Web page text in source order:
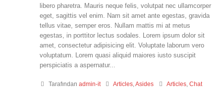
libero pharetra. Mauris neque felis, volutpat nec ullamcorper
eget, sagittis vel enim. Nam sit amet ante egestas, gravida
tellus vitae, semper eros. Nullam mattis mi at metus
egestas, in porttitor lectus sodales. Lorem ipsum dolor sit
amet, consectetur adipisicing elit. Voluptate laborum vero
voluptatum. Lorem quasi aliquid maiores iusto suscipit
perspiciatis a aspernatur...
Tarafından admin-it Articles ,Asides Articles ,Chat